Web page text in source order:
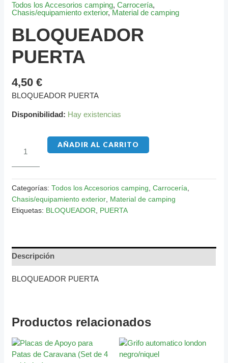
Todos los Accesorios camping,Carrocería,
Chasis/equipamiento exterior, Material de camping
BLOQUEADOR
PUERTA
4,50€
BLOQUEADOR PUERTA
Disponibilidad: Hay existencias
AÑADIR AL CARRITO
Categorías:Todos los Accesorios camping ,Carrocería
Chasis/equipamiento exterior Material de camping
Etiquetas: BLOQUEADOR PUERTA
Descripción
BLOQUEADOR PUERTA
Productos relacionados